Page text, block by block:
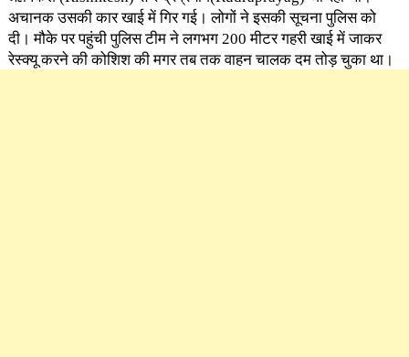
अचानक उसकी कार खाई में गिर गई। लोगों ने इसकी सूचना पुलिस को
दी। मौके पर पहुंची पुलिस टीम ने लगभग 200 मीटर गहरी खाई में जाकर
रेस्क्यू करने की कोशिश की मगर तब तक वाहन चालक दम तोड़ चुका था।